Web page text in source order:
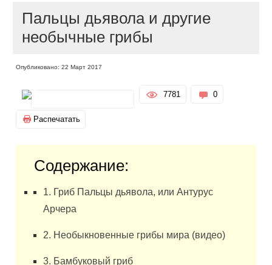
Пальцы дьявола и другие
необычные грибы
Опубликовано: 22 Март 2017
7781 0
Распечатать
Содержание:
1. Гриб Пальцы дьявола, или Антурус
Арчера
2. Необыкновенные грибы мира (видео)
3. Бамбуковый гриб